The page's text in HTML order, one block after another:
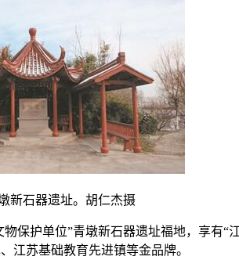
石器遗址。胡仁杰摄
护单位”青墩新石器遗址福地，享有“江
江苏基础教育先进镇等金品牌。